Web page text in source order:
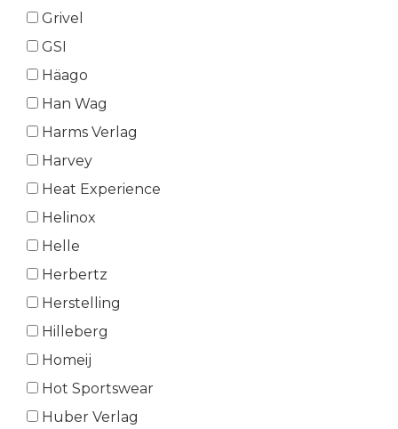
Grivel
GSI
Häago
Han Wag
Harms Verlag
Harvey
Heat Experience
Helinox
Helle
Herbertz
Herstelling
Hilleberg
Homeij
Hot Sportswear
Huber Verlag